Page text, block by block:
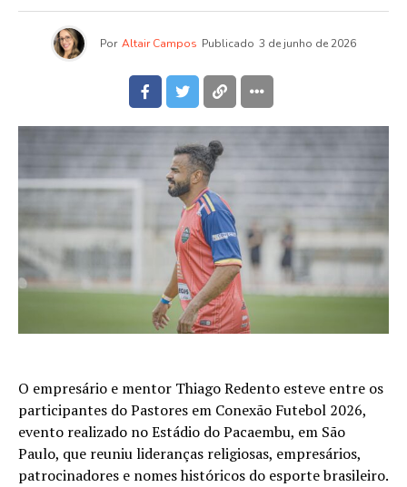
Por Altair Campos Publicado 3 de junho de 2026
O empresário e mentor Thiago Redento esteve entre os
participantes do Pastores em Conexão Futebol 2026,
evento realizado no Estádio do Pacaembu, em São
Paulo, que reuniu lideranças religiosas, empresários,
patrocinadores e nomes históricos do esporte brasileiro.